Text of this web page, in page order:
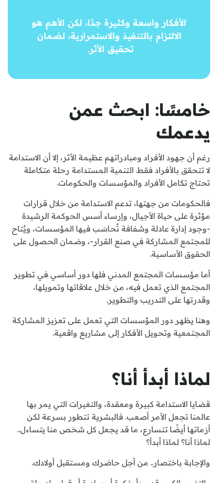
الأفكار واسعة وكثيرة جدًا، لكن الأهم هو
الالتزام بالتنفيذ والاستمرارية، لضمان
تحقيق الأثر.
خامسًا: ابحث عمن
يدعمك
رغم أن جهود الأفراد ومبادراتهم عظيمة الأثر، إلا أن الاستدامة
لا تتحقق بالأفراد فقط. التنمية المستدامة رحلة متكاملة
تحتاج تكامل الأفراد والمؤسسات والحكومات.
فالحكومات من جهتها، تدعم الاستدامة من خلال قرارات
مؤثرة على حياة الأجيال، وإرساء أسس الحوكمة الرشيدة
-وجود إدارة عادلة وشفافة تُحاسَب فيها المؤسسات، ويُتاح
للمجتمع المشاركة في صنع القرار-، وضمان الحصول على
الحقوق الأساسية.
أما مؤسسات المجتمع المدني فلها دور أساسي في تطوير
المجتمع الذي تعمل فيه، من خلال علاقاتها وتمويلها،
وقدرتها على التدريب والتطوير.
وهنا يظهر دور المؤسسات التي تعمل على تعزيز المشاركة
المجتمعية وتحويل الأفكار إلى مشاريع واقعية.
لماذا أبدأ أنا؟
قضايا الاستدامة كبيرة ومعقدة، والتغيرات التي يمر بها
عالمنا تجعل الأمر أصعب. فالبشرية تتطور بسرعة لكن
أزماتها أيضًا تتسارع، ما قد يجعل كل شخص منا يتساءل..
لماذا أنا؟ لماذا أبدأ؟
والإجابة باختصار.. من أجل حاضرك ومستقبل أولادك.